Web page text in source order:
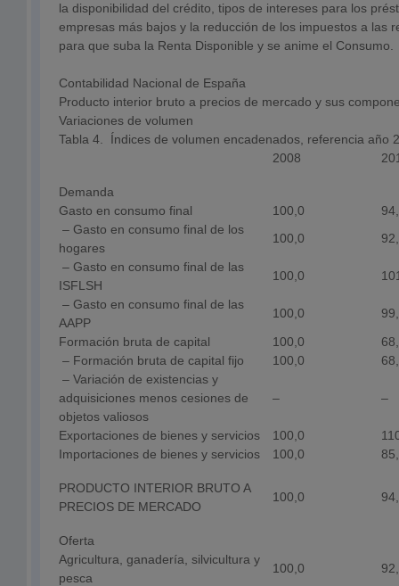
la disponibilidad del crédito, tipos de intereses para los
empresas más bajos y la reducción de los impuestos a las
para que suba la Renta Disponible y se anime el Consumo.
Contabilidad Nacional de España
Producto interior bruto a precios de mercado y sus
Variaciones de volumen
Tabla 4. Índices de volumen encadenados, referencia año
2008
Demanda
Gasto en consumo final
100,0
– Gasto en consumo final de los
hogares
100,0
– Gasto en consumo final de las
ISFLSH
100,0
– Gasto en consumo final de las
AAPP
100,0
Formación bruta de capital
100,0
– Formación bruta de capital fijo
100,0
– Variación de existencias y
adquisiciones menos cesiones de
objetos valiosos
– –
Exportaciones de bienes y servicios 100,0
Importaciones de bienes y servicios
100,0
PRODUCTO INTERIOR BRUTO A
PRECIOS DE MERCADO
100,0
Oferta
Agricultura, ganadería, silvicultura y
pesca
100,0